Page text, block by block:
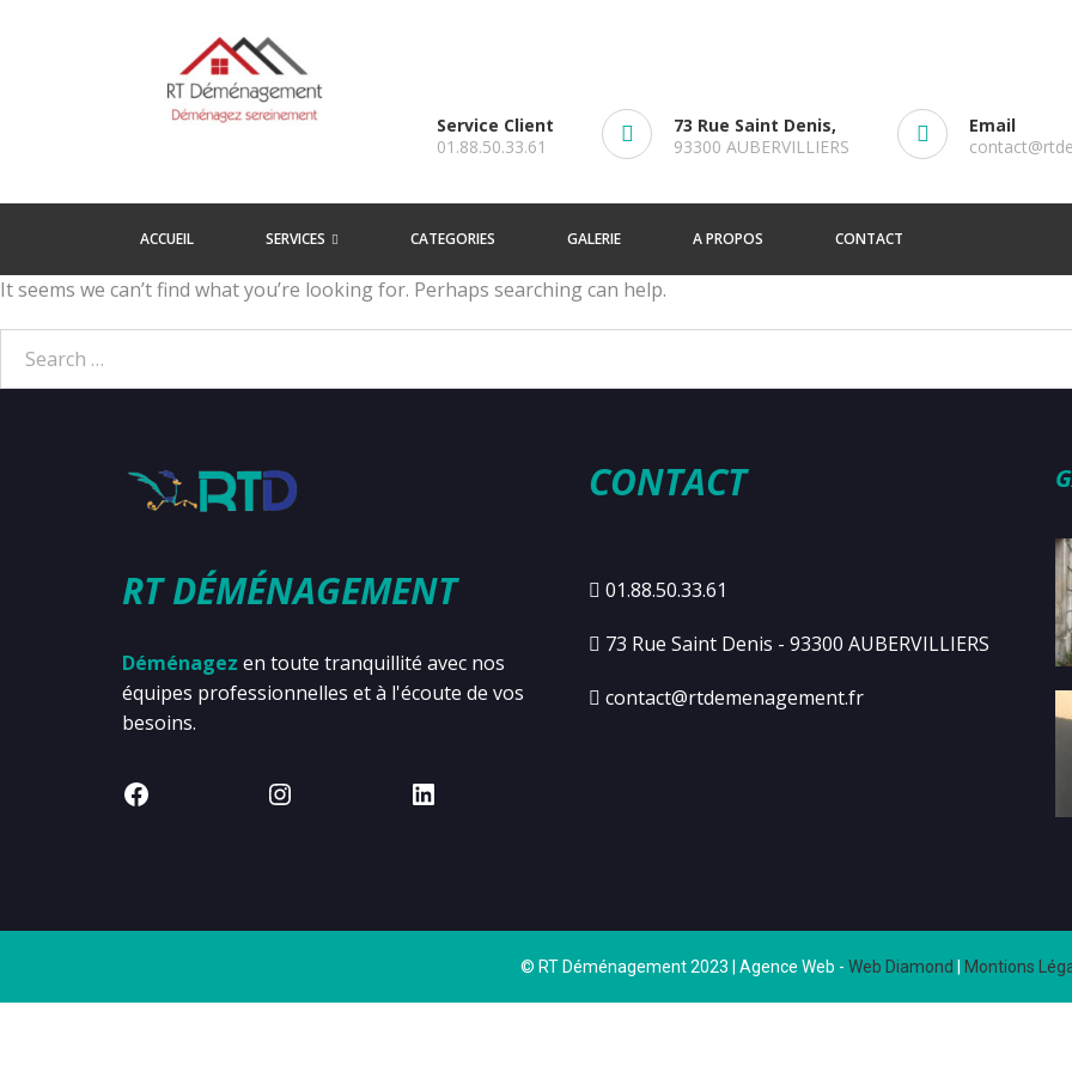
Service Client
01.88.50.33.61
73 Rue Saint Denis,
93300 AUBERVILLIERS
Email
ACCUEIL SERVICES CATEGORIES GALERIE A PROPOS CONTACT
It seems we can’t find what you’re looking for. Perhaps searching can help.
RT DÉMÉNAGEMENT
Déménagez en toute tranquillité avec nos
équipes professionnelles et à l'écoute de vos
besoins.
CONTACT
01.88.50.33.61
73 Rue Saint Denis - 93300 AUBERVILLIERS
contact@rtdemenagement.fr
© RT Déménagement 2023 | Agence Web - Web Diamond Montions